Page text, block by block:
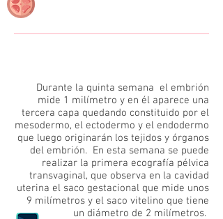
Durante la quinta semana el embrión
mide 1 milímetro y en él aparece una
tercera capa quedando constituido por el
mesodermo, el ectodermo y el endodermo
que luego originarán los tejidos y órganos
del embrión. En esta semana se puede
realizar la primera ecografía pélvica
transvaginal, que observa en la cavidad
uterina el saco gestacional que mide unos
9 milímetros y el saco vitelino que tiene
un diámetro de 2 milímetros.